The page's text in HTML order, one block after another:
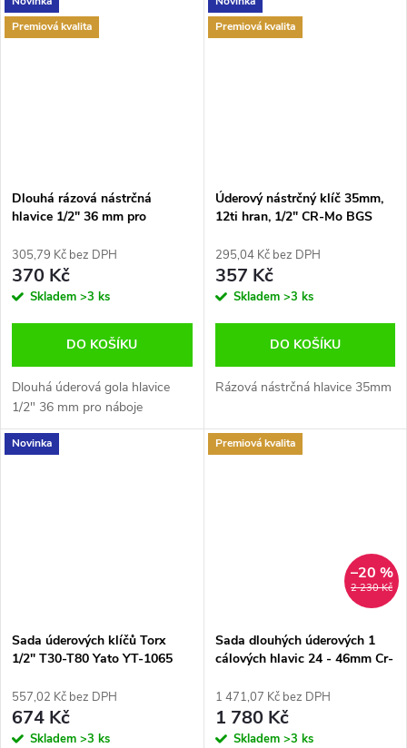
Premiová kvalita
Dlouhá rázová nástrčná
hlavice 1/2" 36 mm pro
CT.1227
305,79 Kč bez DPH
370 Kč
Skladem >3 ks
DO KOŠÍKU
Dlouhá úderová gola hlavice
1/2" 36 mm pro náboje
Premiová kvalita
Úderový nástrčný klíč 35mm,
12ti hran, 1/2" CR-Mo BGS
295,04 Kč bez DPH
357 Kč
Skladem >3 ks
DO KOŠÍKU
Rázová nástrčná hlavice 35mm
Novinka
Sada úderových klíčů Torx
1/2" T30-T80 Yato YT-1065
557,02 Kč bez DPH
674 Kč
Skladem >3 ks
Premiová kvalita
2 230 Kč
–20 %
Sada dlouhých úderových 1
cálových hlavic 24 - 46mm Cr-
1 471,07 Kč bez DPH
1 780 Kč
Skladem >3 ks